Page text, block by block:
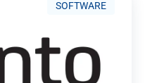
SOFTWARE